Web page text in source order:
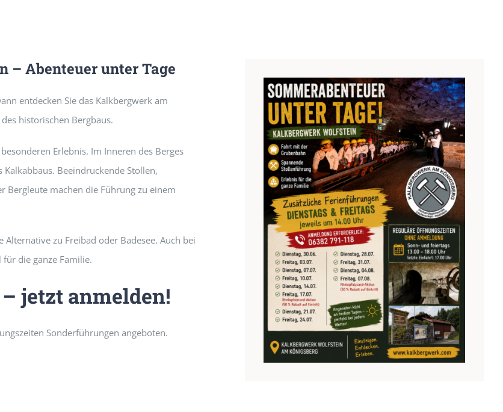
– Abenteuer unter Tage
entdecken Sie das Kalkbergwerk am
historischen Bergbaus.
Erlebnis. Im Inneren des Berges
Beeindruckende Stollen,
Bergleute machen die Führung zu einem
zu Freibad oder Badesee. Auch bei
die ganze Familie.
jetzt anmelden!
Sonderführungen angeboten.